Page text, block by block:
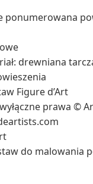
ponumerowana
drewniana
Figure d’Art
prawa ©
do malowania